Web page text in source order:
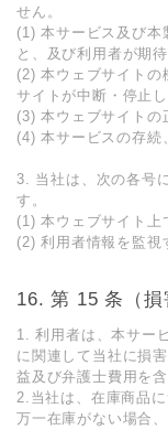
せん。
(1) 本サービス及び本
と、及び利⽤者が期
(2) 本ウェブサイトの
サイトが中断・停⽌
(3) 本ウェブサイトの
(4) 本サービスの存続
3. 当社は、次の各号
す。
(1) 本ウェブサイト上
(2) 利⽤者情報を監視
第 15 条（損
1. 利⽤者は、本サー
に関連して当社に損
益及び弁護⼠費⽤を
2.当社は、在庫商品
万一在庫がない場合